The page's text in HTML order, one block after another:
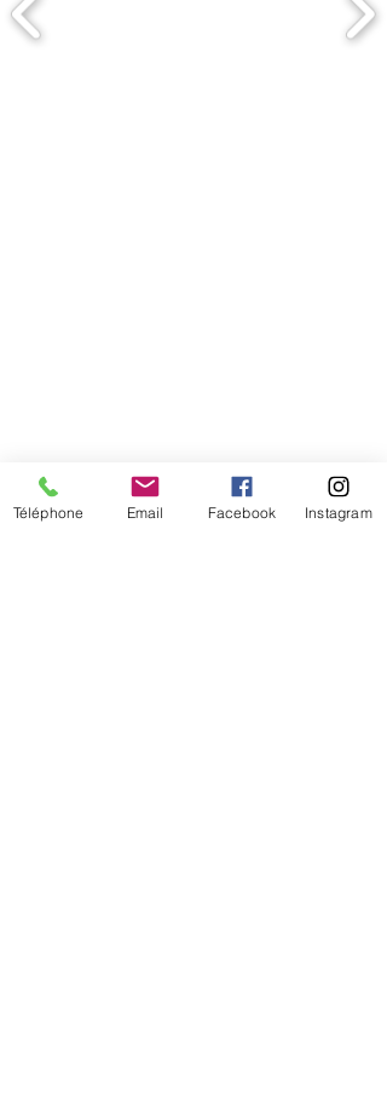
Téléphone Email Facebook Instagram